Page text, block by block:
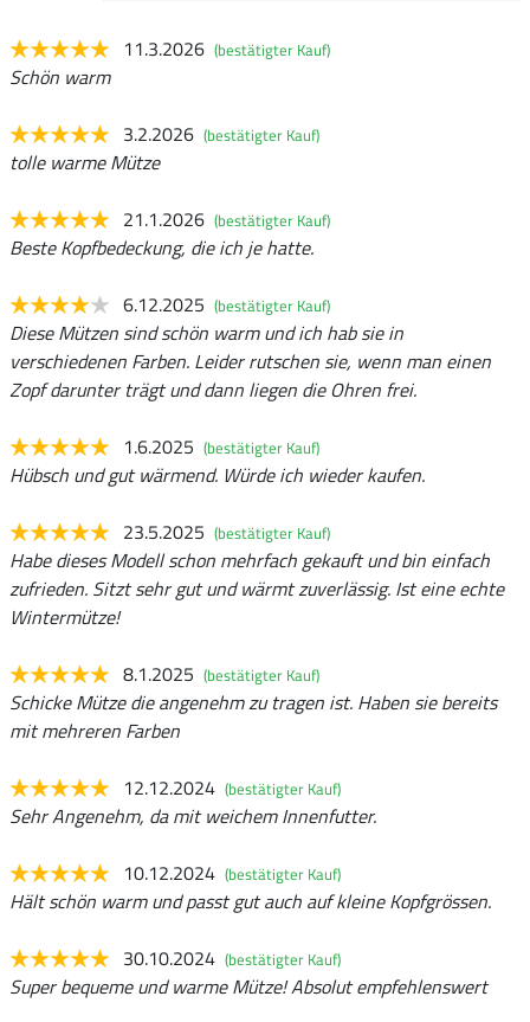
11.3.2026 (bestätigter Kauf)
Schön warm
3.2.2026 (bestätigter Kauf)
tolle warme Mütze
21.1.2026 (bestätigter Kauf)
Beste Kopfbedeckung, die ich je hatte.
6.12.2025 (bestätigter Kauf)
Diese Mützen sind schön warm und ich hab sie in
verschiedenen Farben. Leider rutschen sie, wenn man einen
Zopf darunter trägt und dann liegen die Ohren frei.
1.6.2025 (bestätigter Kauf)
Hübsch und gut wärmend. Würde ich wieder kaufen.
23.5.2025 (bestätigter Kauf)
Habe dieses Modell schon mehrfach gekauft und bin einfach
zufrieden. Sitzt sehr gut und wärmt zuverlässig. Ist eine echte
Wintermütze!
8.1.2025 (bestätigter Kauf)
Schicke Mütze die angenehm zu tragen ist. Haben sie bereits
mit mehreren Farben
12.12.2024 (bestätigter Kauf)
Sehr Angenehm, da mit weichem Innenfutter.
10.12.2024 (bestätigter Kauf)
Hält schön warm und passt gut auch auf kleine Kopfgrössen.
30.10.2024 (bestätigter Kauf)
Super bequeme und warme Mütze! Absolut empfehlenswert